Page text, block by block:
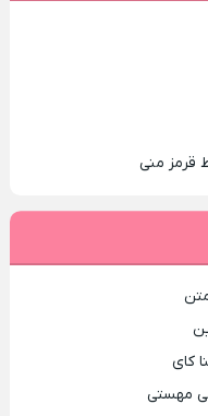
قرمز منی
کای
مهستی